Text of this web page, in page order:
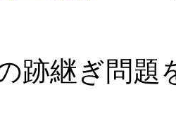
跡継ぎ問題